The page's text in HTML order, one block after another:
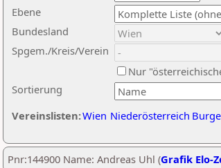
Ebene
Sortierung
Bundesland
Spgem./Kreis/Verein
Nur
Vereinslisten:Wien Niederösterreich
Pnr:144900 Name: Andreas Uhl (Grafik Elo-